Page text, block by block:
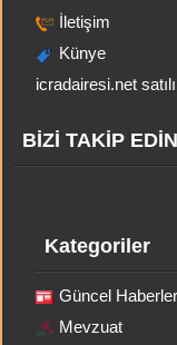
İletişim
Künye
icradairesi.net
BİZİ TAKİP EDİN
Kategoriler
Güncel Haberler
Mevzuat